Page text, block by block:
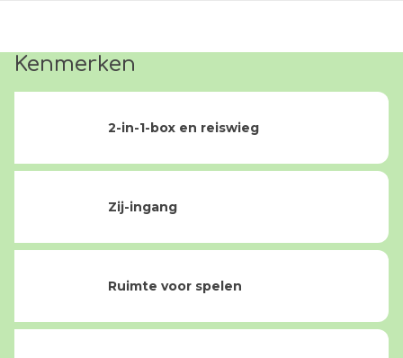
Kenmerken
2-in-1-box en reiswieg
Zij-ingang
Ruimte voor spelen